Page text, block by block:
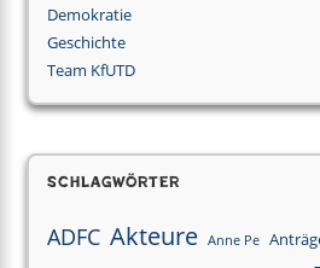
Demokratie
Geschichte
Team KfUTD
Schlagwörter
ADFC Akteure Anne Pe